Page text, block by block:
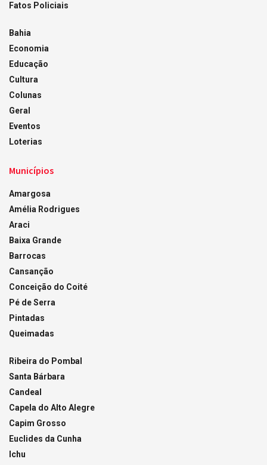
Fatos Policiais
Bahia
Economia
Educação
Cultura
Colunas
Geral
Eventos
Loterias
Municípios
Amargosa
Amélia Rodrigues
Araci
Baixa Grande
Barrocas
Cansanção
Conceição do Coité
Pé de Serra
Pintadas
Queimadas
Ribeira do Pombal
Santa Bárbara
Candeal
Capela do Alto Alegre
Capim Grosso
Euclides da Cunha
Ichu